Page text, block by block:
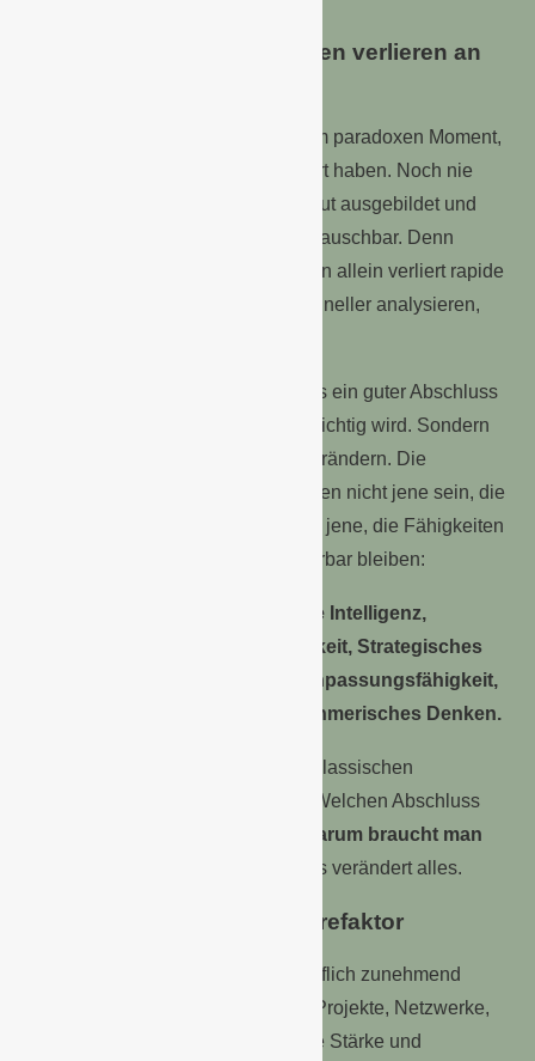
Schul- und Hochschulwissen verlieren an
Viele Absolventen stehen vor einem paradoxen Moment,
den die meisten noch nicht realisiert haben. Noch nie
waren junge Menschen formal so gut ausgebildet und
ihre Skills gleichzeitig so stark austauschbar. Denn
dieses Schul- und Hochschulwissen allein verliert rapide
an Wert, wenn KI Informationen schneller analysieren,
Es ist eine Illusion zu glauben, dass ein guter Abschluss
noch reicht. Nicht weil Bildung unwichtig wird. Sondern
weil sich die Spielregeln gerade verändern. Die
Gewinner der nächsten Jahre werden nicht jene sein, die
nur Wissen reproduzieren, sondern jene, die Fähigkeiten
entwickeln, die schwer automatisierbar bleiben:
Kommunikation, Psychologische Intelligenz,
Kreativität, Storytelling, Sichtbarkeit, Strategisches
Denken, Emotionale Stabilität, Anpassungsfähigkeit,
Beziehungskompetenz. Unternehmerisches Denken.
Wir erleben gerade das Ende des klassischen
Karrierewegs. Früher fragte man: „Welchen Abschluss
„Warum braucht man
Das verändert alles.
Sichtbarkeit wird ein Karrierefaktor
Wer unsichtbar bleibt, existiert beruflich zunehmend
weniger. Digitale Präsenz, eigene Projekte, Netzwerke,
Community-Aufbau, kommunikative Stärke und